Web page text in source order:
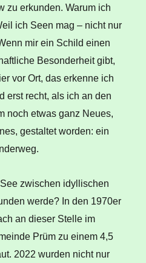
zu erkunden. Warum ich
ich Seen mag – nicht nur
mir ein Schild einen
Besonderheit gibt,
vor Ort, das erkenne ich
erst recht, als ich an den
noch etwas ganz Neues,
gestaltet worden: ein
zwischen idyllischen
werde? In den 1970er
an dieser Stelle im
Prüm zu einem 4,5
2022 wurden nicht nur